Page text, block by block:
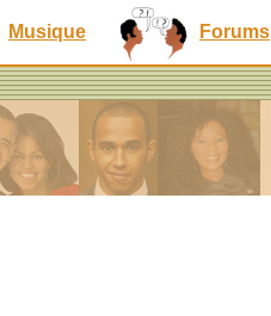
Musique Forums